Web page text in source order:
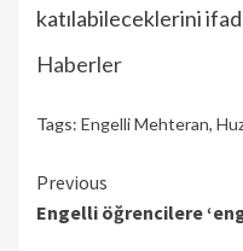
katılabileceklerini
Haberler
Tags: Engelli Mehteran,
Continue
Reading
Previous
Engelli öğrencilere